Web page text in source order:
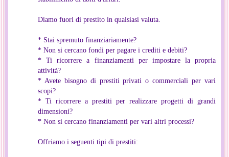
Diamo fuori di prestito in qualsiasi valuta.
* Stai spremuto finanziariamente?
* Non si cercano fondi per pagare i crediti e debiti?
* Ti ricorrere a finanziamenti per impostare la propria
attività?
* Avete bisogno di prestiti privati o commerciali per vari
scopi?
* Ti ricorrere a prestiti per realizzare progetti di grandi
dimensioni?
* Non si cercano finanziamenti per vari altri processi?
Offriamo i seguenti tipi di prestiti: